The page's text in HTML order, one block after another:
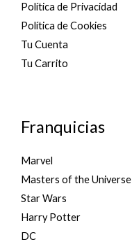
Política de Privacidad
Política de Cookies
Tu Cuenta
Tu Carrito
Franquicias
Marvel
Masters of the Universe
Star Wars
Harry Potter
DC